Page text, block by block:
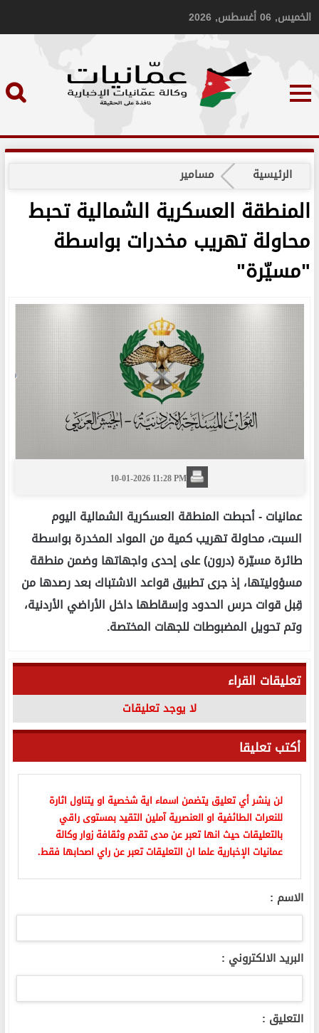
الخميس, 06 أغسطس, 2026
الرئيسية مسامير
المنطقة العسكرية الشمالية تحبط
محاولة تهريب مخدرات بواسطة
"مسيّرة"
10-01-2026 11:28 PM
عمانيات -أحبطت المنطقة العسكرية الشمالية اليوم
السبت، محاولة تهريب كمية من المواد المخدرة بواسطة
طائرة مسيّرة (درون) على إحدى واجهاتها وضمن منطقة
مسؤوليتها، إذ جرى تطبيق قواعد الاشتباك بعد رصدها من
قِبل قوات حرس الحدود وإسقاطها داخل الأراضي الأردنية،
وتم تحويل المضبوطات للجهات المختصة.
تعليقات القراء
لا يوجد تعليقات
أكتب تعليقا
لن ينشر أي تعليق يتضمن اسماء اية شخصية او يتناول اثارة
للنعرات الطائفية او العنصرية آملين التقيد بمستوى راقي
بالتعليقات حيث انها تعبر عن مدى تقدم وثقافة زوار وكالة
عمانيات الإخبارية علما ان التعليقات تعبر عن راي اصحابها فقط.
الاسم :
البريد الالكتروني :
التعليق :